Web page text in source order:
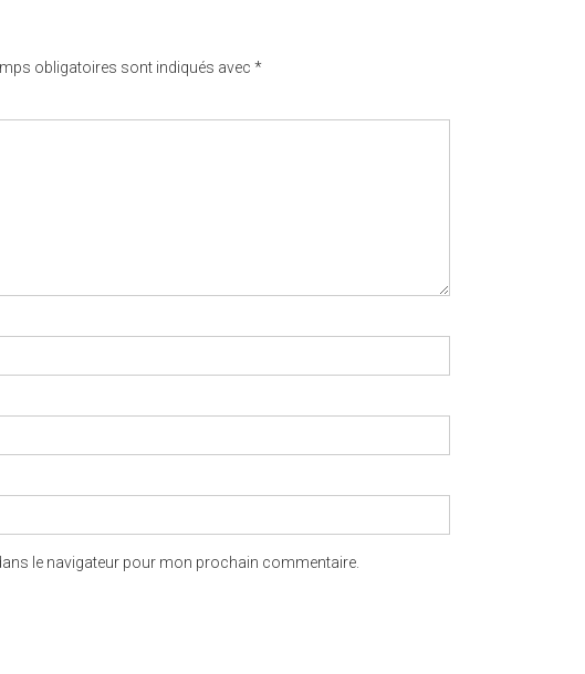
obligatoires sont indiqués avec *
le navigateur pour mon prochain commentaire.